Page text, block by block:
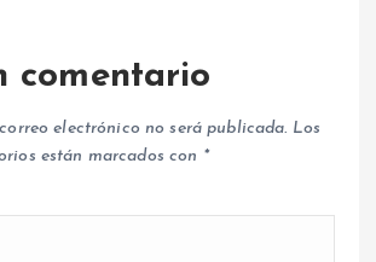
comentario
electrónico no será publicada. Los
están marcados con *